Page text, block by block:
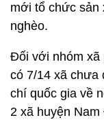
mới tổ chức sản
nghèo.
Đối với nhóm xã
có 7/14 xã chưa
chí quốc gia về
2 xã huyện